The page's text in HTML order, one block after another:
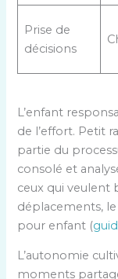
Prise de
décisions
L’enfant
de l’effort. Petit
partie du
consolé et
ceux qui veulent
déplacements,
pour enfant (
L’autonomie
moments